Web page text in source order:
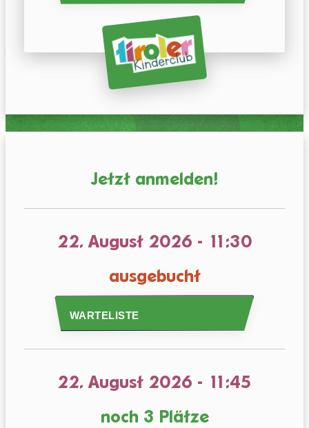
KINDERCLUB
Mein
Tiroli
ALLE VORTEILE
ANMELDEN
Passwort vergessen?
Jetzt anmelden!
22. August 2026 - 11:30
ausgebucht
WARTELISTE
22. August 2026 - 11:45
noch 3 Plätze